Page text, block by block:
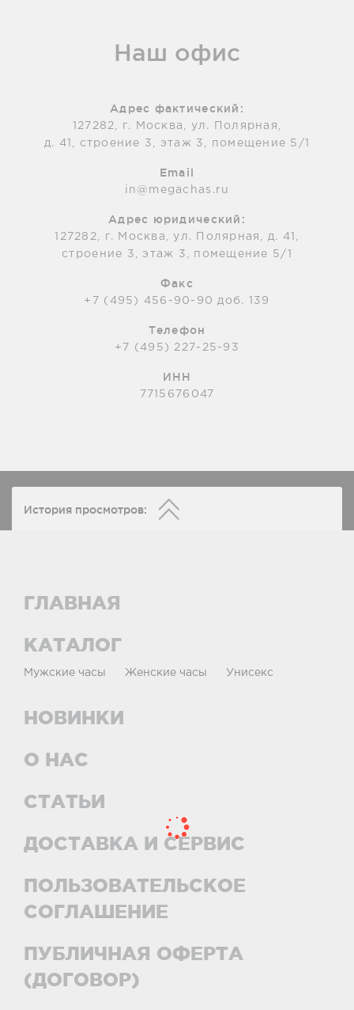
Наш офис
Адрес фактический:
127282, г. Москва, ул. Полярная,
д. 41, строение 3, этаж 3, помещение 5/1
Email
in@megachas.ru
Адрес юридический:
127282, г. Москва, ул. Полярная, д. 41,
строение 3, этаж 3, помещение 5/1
Факс
+7 (495) 456-90-90 доб. 139
Телефон
+7 (495) 227-25-93
ИНН
7715676047
История просмотров:
ГЛАВНАЯ
КАТАЛОГ
Мужские часы Женские часы Унисекс
НОВИНКИ
О НАС
СТАТЬИ
ДОСТАВКА И СЕРВИС
ПОЛЬЗОВАТЕЛЬСКОЕ
СОГЛАШЕНИЕ
ПУБЛИЧНАЯ ОФЕРТА
(ДОГОВОР)